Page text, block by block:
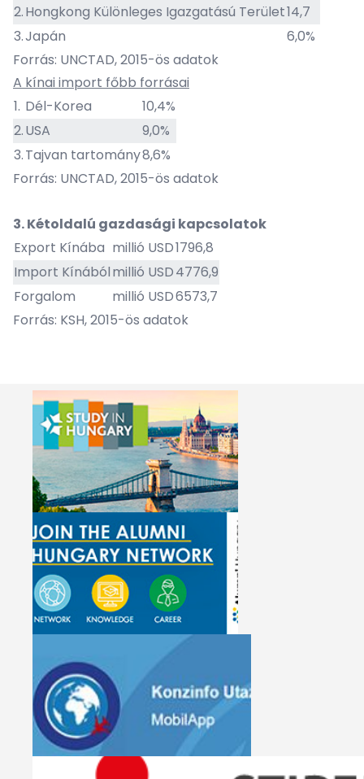
2.Hongkong Különleges Igazgatású Terület14,7
3.Japán
6,0%
Forrás: UNCTAD, 2015-ös adatok
A kínai import főbb forrásai
1. Dél-Korea
10,4%
2.USA
9,0%
3.Tajvan tartomány8,6%
Forrás: UNCTAD, 2015-ös adatok
3. Kétoldalú gazdasági kapcsolatok
Export Kínába millió USD1796,8
Import Kínábólmillió USD4776,9
Forgalom
millió USD6573,7
Forrás: KSH, 2015-ös adatok